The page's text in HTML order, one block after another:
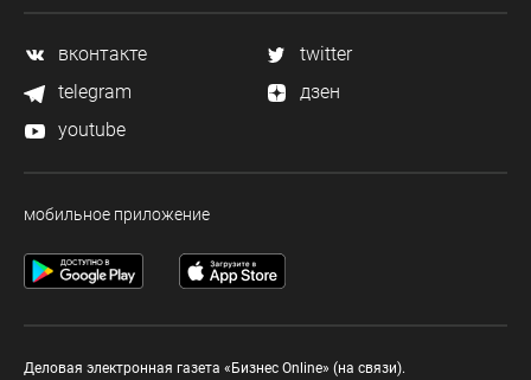
вконтакте
twitter
telegram
дзен
youtube
мобильное приложение
Деловая электронная газета «Бизнес Online» (на связи).